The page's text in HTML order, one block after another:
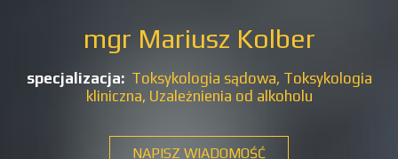
mgr Mariusz Kolber
specjalizacja: Toksykologia sądowa, Toksykologia
kliniczna, Uzależnienia od alkoholu
NAPISZ WIADOMOŚĆ